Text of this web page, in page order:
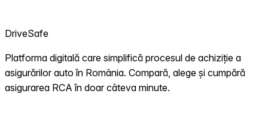
DriveSafe
Platforma digitală care simplifică procesul de achiziție a
asigurărilor auto în România. Compară, alege și cumpără
asigurarea RCA în doar câteva minute.